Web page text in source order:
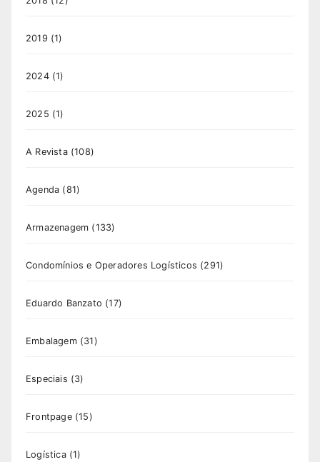
2019 (1)
2024(1)
2025 (1)
A Revista(108)
Agenda (81)
Armazenagem (133)
Condomínios e Operadores Logísticos (291)
Eduardo Banzato (17)
Embalagem(31)
Especiais (3)
Frontpage(15)
Logística(1)